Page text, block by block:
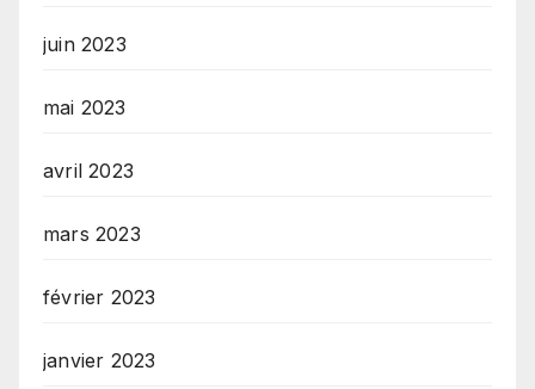
juin 2023
mai 2023
avril 2023
mars 2023
février 2023
janvier 2023